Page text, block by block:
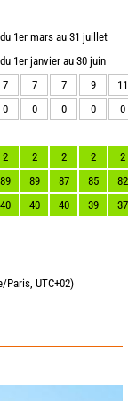
1er mars au 31 juillet
1er janvier au 30 juin
7 7 7 9
11
0 0 0 0 0
2 2 2 2
2
89 89 87 85
82
40 40 40 39 37
Paris, UTC+02)